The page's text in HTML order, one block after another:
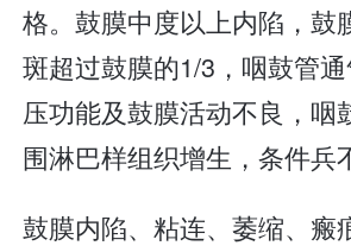
格。鼓膜中度以上内陷，鼓
斑超过鼓膜的1/3，咽鼓管
压功能及鼓膜活动不良，咽
围淋巴样组织增生，条件兵
鼓膜内陷、粘连、萎缩、瘢